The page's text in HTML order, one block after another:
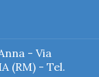
- Via
(RM) - Tel.